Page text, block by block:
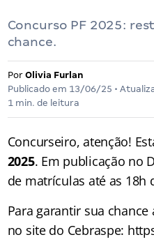
Concurso PF 2025:
chance.
Por Olivia Furlan
Publicado em 13/06/25 •
1 min. de leitura
Concurseiro, atenção!
2025. Em publicação no
de matrículas até as 18h
Para garantir sua
no site do Cebraspe: